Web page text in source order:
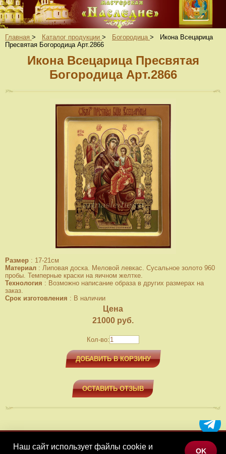
Главная > Каталог продукции > Богородица >
Икона Всецарица
Пресвятая Богородица Арт.2866
Икона Всецарица Пресвятая
Богородица Арт.2866
Размер : 17-21см
Материал : Липовая доска. Меловой левкас. Сусальное золото 960
пробы. Темперные краски на яичном желтке.
Технология : Возможно написание образа в других размерах на
заказ.
Срок изготовления : В наличии
Цена
21000 руб.
Кол-во:
ДОБАВИТЬ В КОРЗИНУ
ОСТАВИТЬ ОТЗЫВ
МЕНЮ
Наш сайт использует файлы cookie и OK